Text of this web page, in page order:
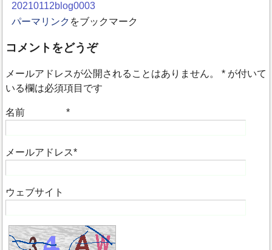
20210112blog0003
パーマリンク をブックマーク
コメントをどうぞ
メールアドレスが公開されることはありません。* が付いて
いる欄は必須項目です
名前 *
メールアドレス*
ウェブサイト